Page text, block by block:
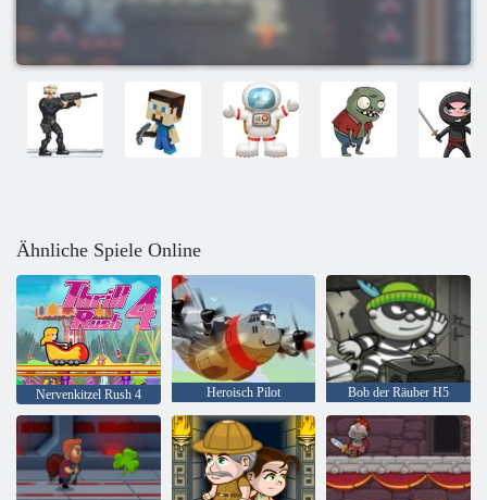
Ähnliche Spiele Online
Nervenkitzel Rush 4 Heroisch Pilot Bob der Räuber H5